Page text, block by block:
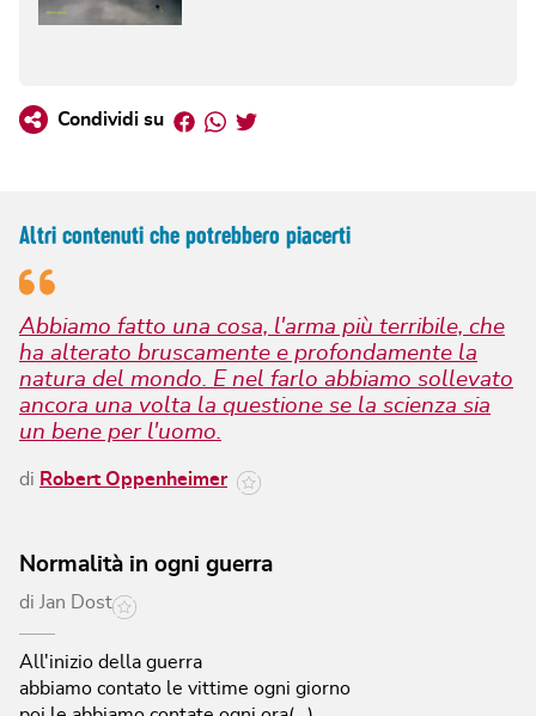
Condividi su Facebook
Whatsapp
Twitter
Altri contenuti che potrebbero piacerti
Abbiamo fatto una cosa, l'arma più terribile, che
ha alterato bruscamente e profondamente la
natura del mondo. E nel farlo abbiamo sollevato
ancora una volta la questione se la scienza sia
un bene per l'uomo.
di Robert Oppenheimer
Normalità in ogni guerra
di Jan Dost
All'inizio della guerra
abbiamo contato le vittime ogni giorno